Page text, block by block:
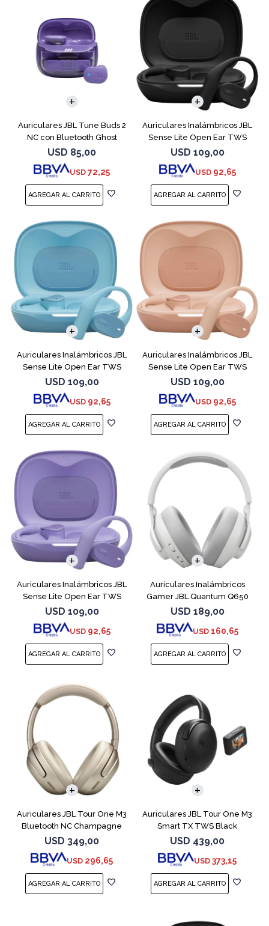
Auriculares JBL Tune Buds 2
NC con Bluetooth Ghost
USD 85,00
USD 72,25
Auriculares Inalámbricos JBL
Sense Lite Open Ear TWS
Negro
USD 109,00
USD 92,65
Auriculares Inalámbricos JBL
Sense Lite Open Ear TWS
Azul
USD 109,00
USD 92,65
Auriculares Inalámbricos JBL
Sense Lite Open Ear TWS
Beige
USD 109,00
USD 92,65
Auriculares Inalámbricos JBL
Sense Lite Open Ear TWS
Purple
USD 109,00
USD 92,65
Auriculares Inalámbricos
Gamer JBL Quantum Q650
Blanco
USD 189,00
USD 160,65
Auriculares JBL Tour One M3
Bluetooth NC Champagne
USD 349,00
USD 296,65
Auriculares JBL Tour One M3
Smart TX TWS Black
USD 439,00
USD 373,15